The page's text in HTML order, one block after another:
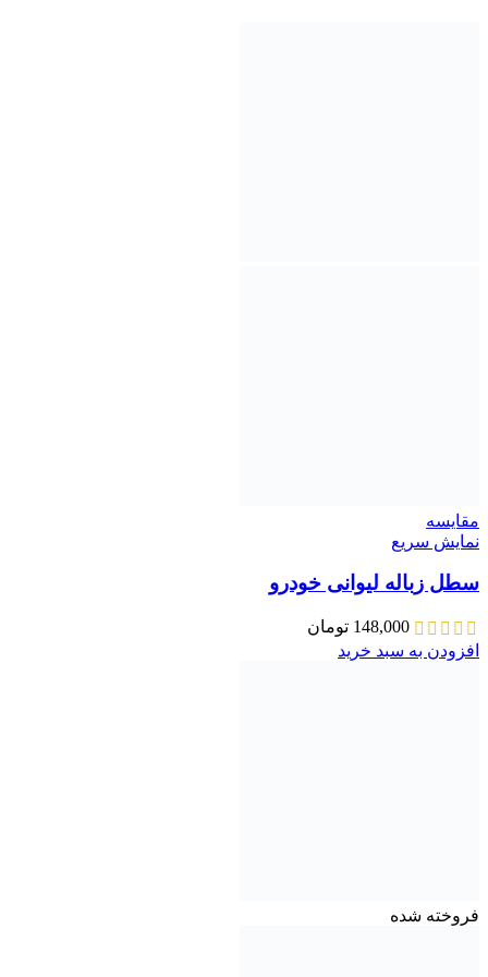
مقايسه
نمایش سریع
سطل زباله لیوانی خودرو
148,000 تومان
افزودن به سبد خرید
فروخته شده